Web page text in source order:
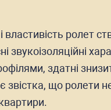
властивість ролет
звукоізоляційні
здатні
що ролети